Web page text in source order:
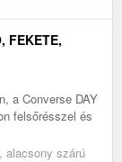
FEKETE,
a Converse DAY
felsőrésszel és
alacsony szárú